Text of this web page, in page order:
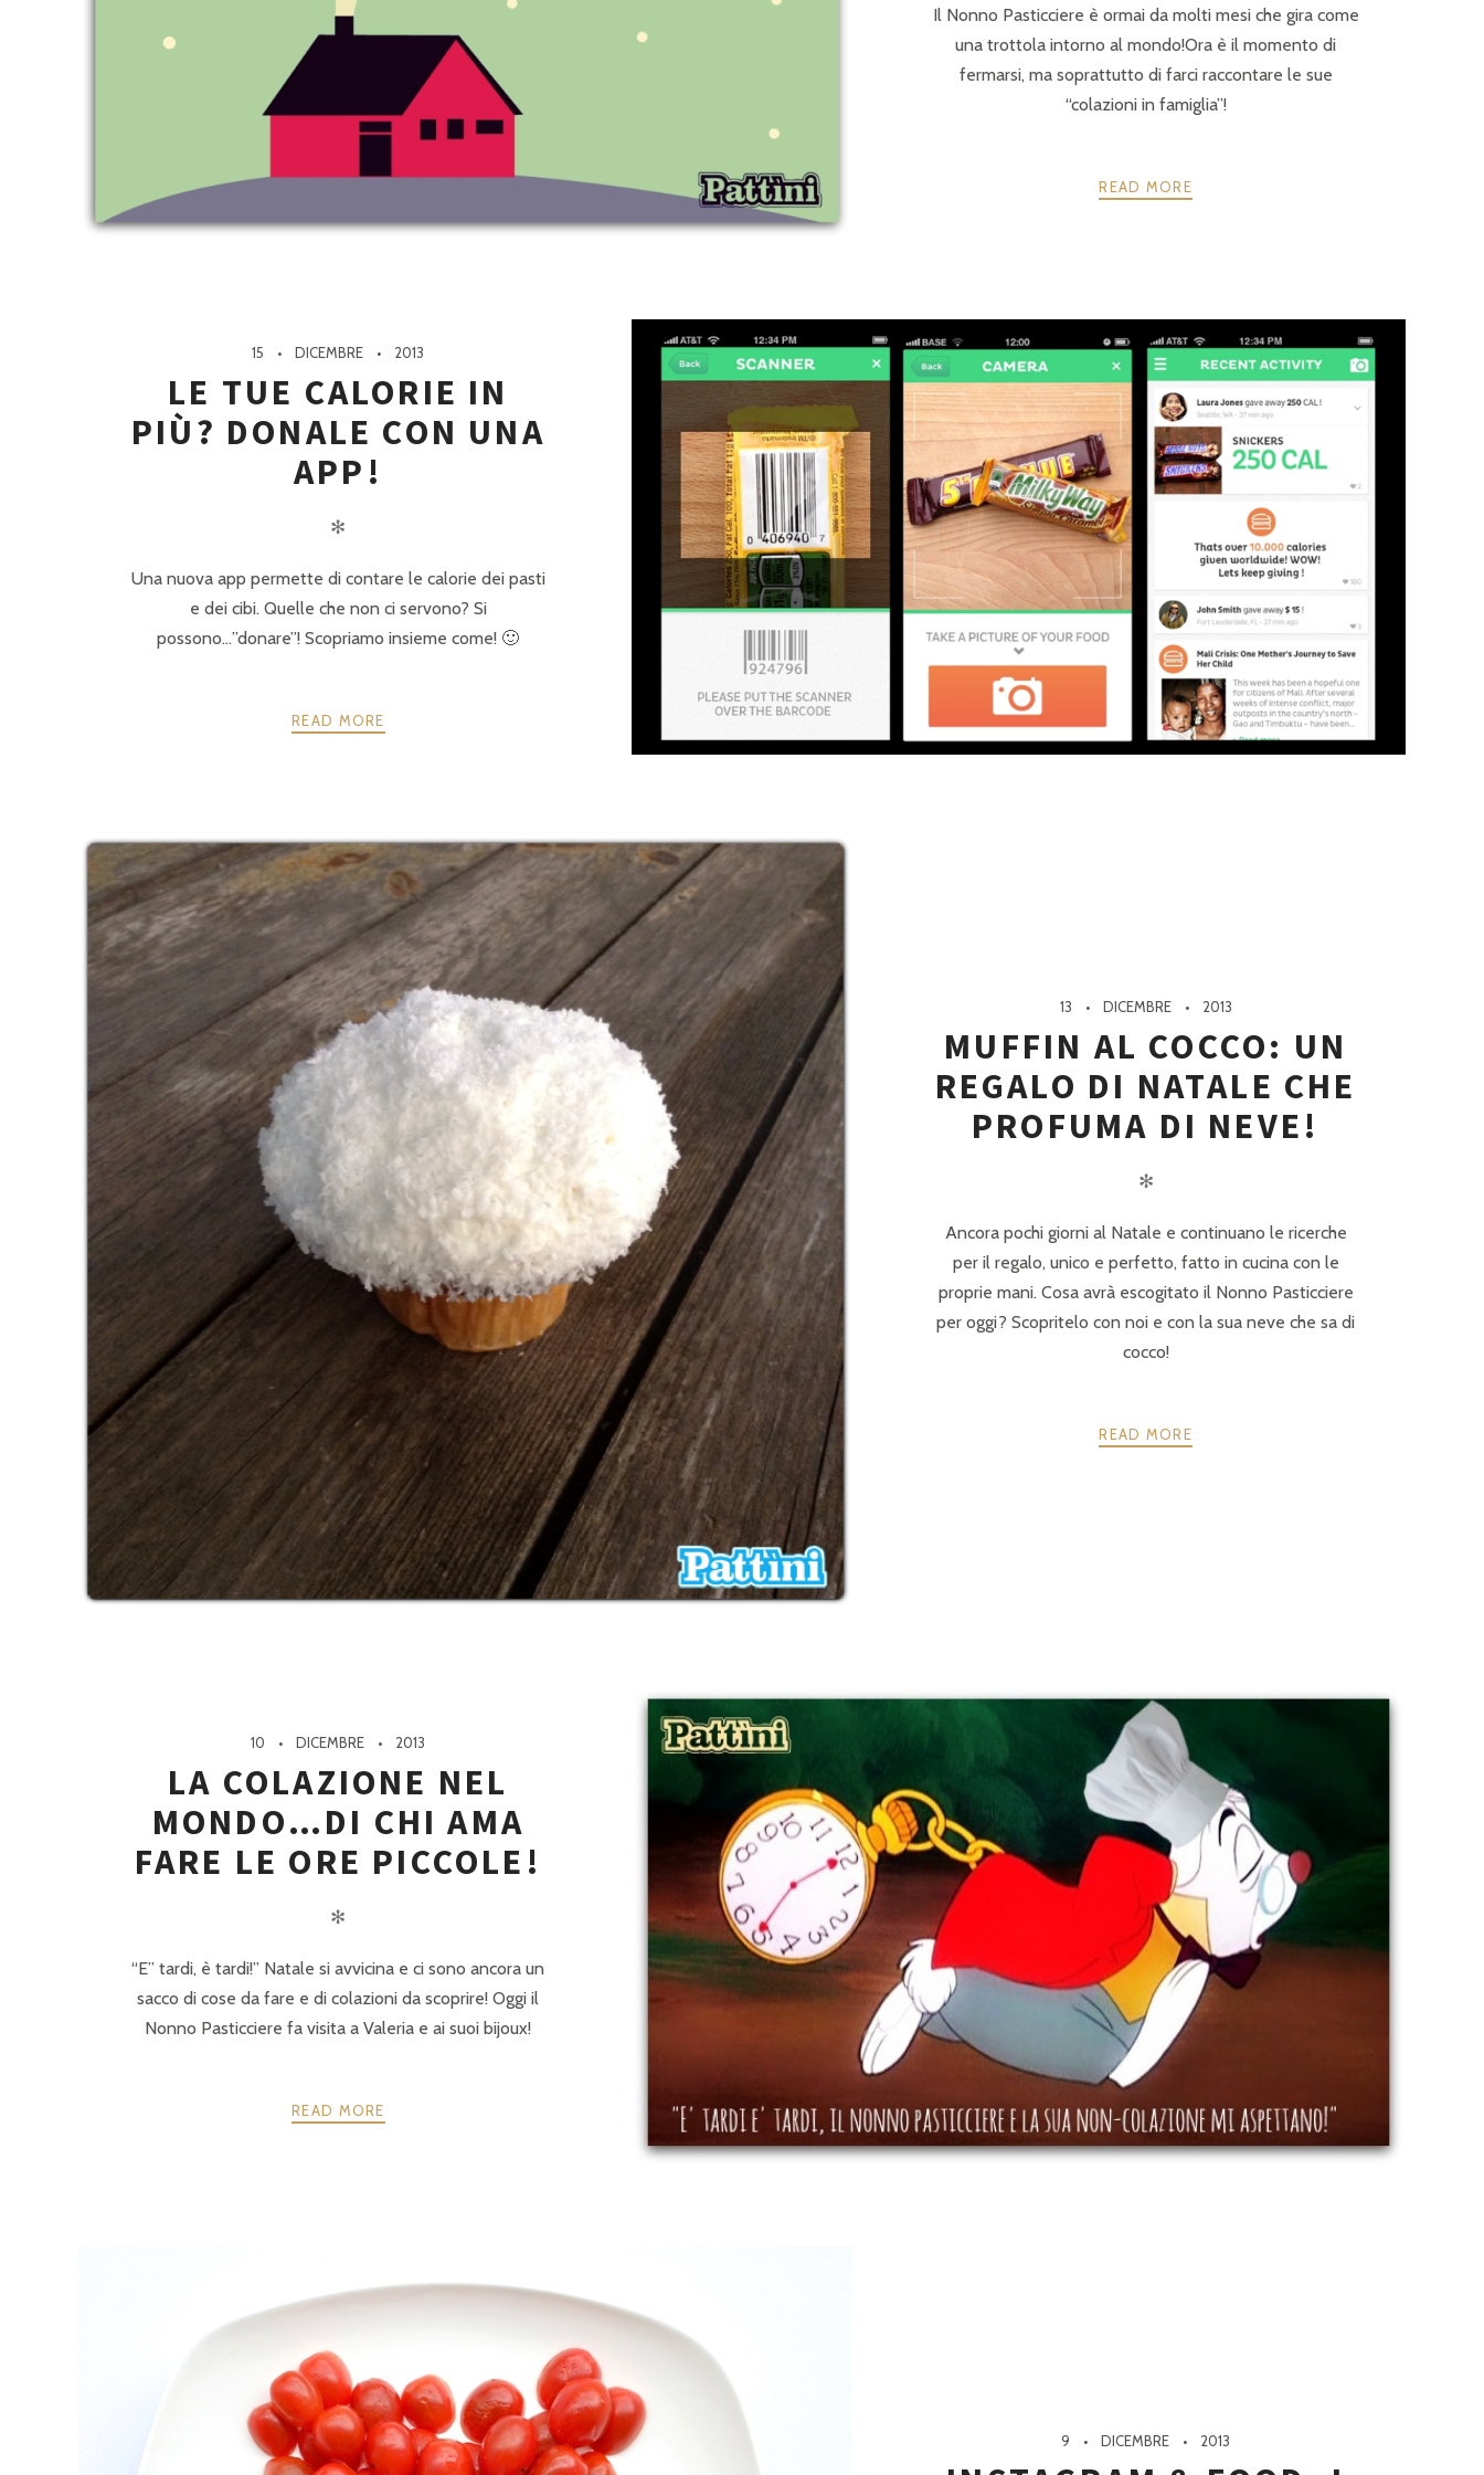
Il Nonno Pasticciere è ormai da molti mesi che gira come
una trottola intorno al mondo!Ora è il momento di
fermarsi, ma soprattutto di farci raccontare le sue
“colazioni in famiglia”!
READ MORE
15 DICEMBRE 2013
LE TUE CALORIE IN
PIÙ? DONALE CON UNA
APP!
✻
Una nuova app permette di contare le calorie dei pasti
e dei cibi. Quelle che non ci servono? Si
possono…”donare”! Scopriamo insieme come! 🙂
READ MORE
13 DICEMBRE 2013
MUFFIN AL COCCO: UN
REGALO DI NATALE CHE
PROFUMA DI NEVE!
✻
Ancora pochi giorni al Natale e continuano le ricerche
per il regalo, unico e perfetto, fatto in cucina con le
proprie mani. Cosa avrà escogitato il Nonno Pasticciere
per oggi? Scopritelo con noi e con la sua neve che sa di
cocco!
READ MORE
10 DICEMBRE 2013
LA COLAZIONE NEL
MONDO…DI CHI AMA
FARE LE ORE PICCOLE!
✻
“E” tardi, è tardi!” Natale si avvicina e ci sono ancora un
sacco di cose da fare e di colazioni da scoprire! Oggi il
Nonno Pasticciere fa visita a Valeria e ai suoi bijoux!
READ MORE
9 DICEMBRE 2013